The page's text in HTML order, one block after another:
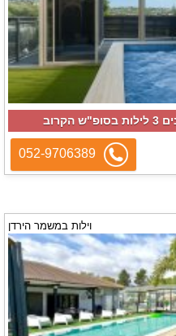
052-9706389
וילות במשמר הירדן